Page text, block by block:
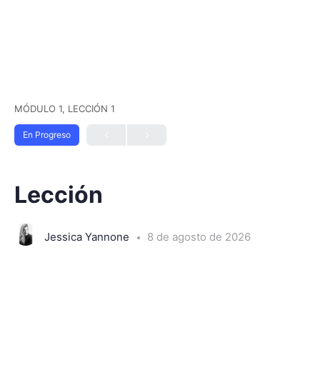
MÓDULO 1, LECCIÓN 1
En Progreso
Lección
Jessica Yannone 8 de agosto de 2026